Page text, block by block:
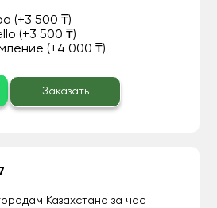
(+3 500 ₸)
(+3 500 ₸)
(+4 000 ₸)
Заказать
Казахстана за час